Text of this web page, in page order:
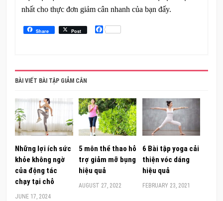
nhất cho thực đơn giảm cân nhanh của bạn đấy.
Share Post Facebook
BÀI VIẾT BÀI TẬP GIẢM CÂN
Những lợi ích sức
khỏe không ngờ
của động tác
chạy tại chỗ
JUNE 17, 2024
5 môn thể thao hỗ
trợ giảm mỡ bụng
hiệu quả
AUGUST 27, 2022
6 Bài tập yoga cải
thiện vóc dáng
hiệu quả
FEBRUARY 23, 2021